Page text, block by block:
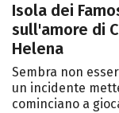
Isola dei
sull'amore di
Helena
Sembra non
un incidente
cominciano a